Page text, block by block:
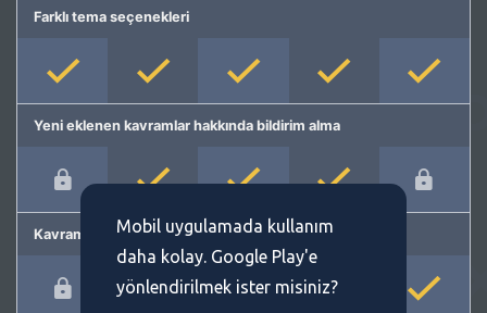
Farklı tema seçenekleri
Yeni eklenen kavramlar hakkında bildirim alma
Kavram önermeMobil uygulamada kullanım
daha kolay. Google Play'e
yönlendirilmek ister misiniz?